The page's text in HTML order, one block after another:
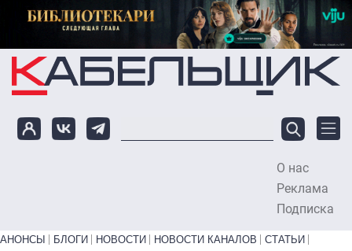
Перейти к основному содержанию
О нас
Реклама
Подписка
Primary links bottom
АНОНСЫ БЛОГИ НОВОСТИ НОВОСТИ КАНАЛОВ
СТАТЬИ